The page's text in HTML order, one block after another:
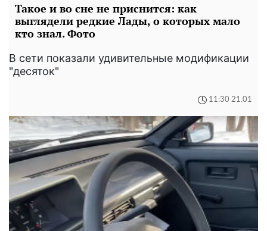
Такое и во сне не приснится: как
выглядели редкие Лады, о которых мало
кто знал. Фото
В сети показали удивительные модификации
"десяток"
11:30 21.01